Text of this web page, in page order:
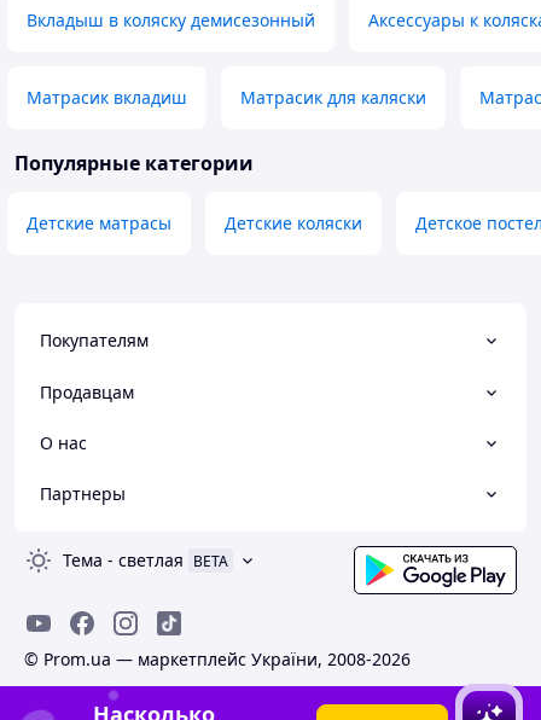
Вкладыш в коляску демисезонный Аксессуары к
Матрасик вкладиш Матрасик для каляски
Популярные категории
Детские матрасы Детские коляски Детское
Покупателям
Продавцам
О нас
Партнеры
Тема - светлая BETA
© Prom.ua — маркетплейс України, 2008-2026